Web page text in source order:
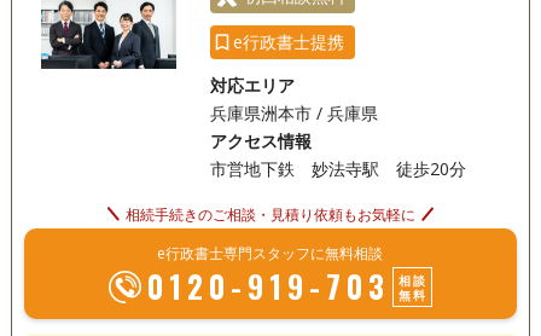
e行政書士提携
対応エリア
兵庫県洲本市 / 兵庫県
アクセス情報
市営地下鉄 妙法寺駅 徒歩20分
相続手続きのご相談・見積り依頼もお気軽に
e行政書士専門スタッフに無料相談
0120-919-703
相談
無料